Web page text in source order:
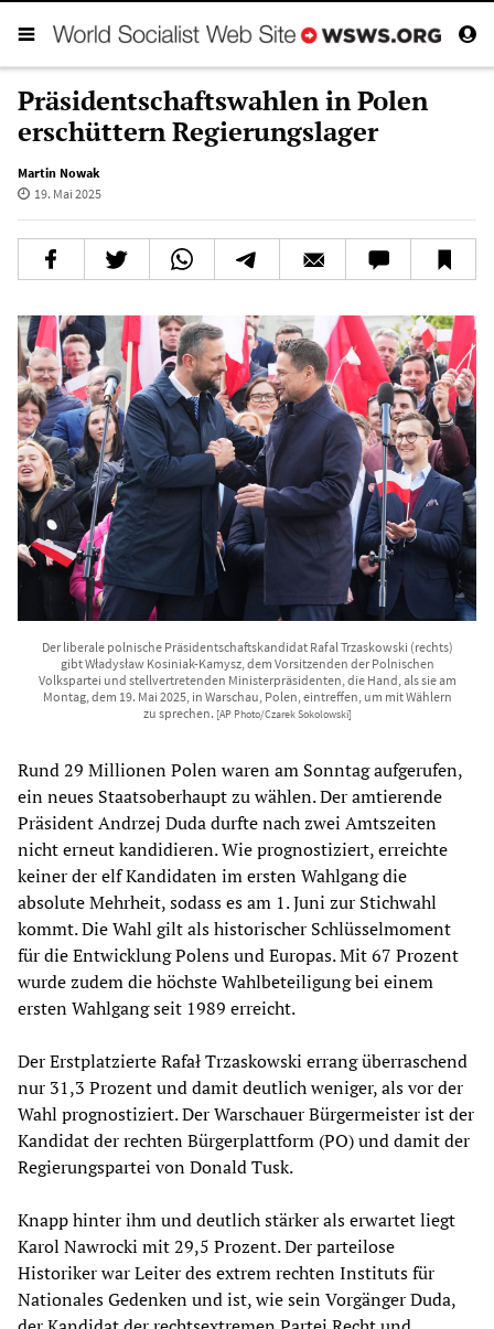
Präsidentschaftswahlen in Polen
erschüttern Regierungslager
Martin Nowak
19. Mai 2025
Der liberale polnische Präsidentschaftskandidat Rafal Trzaskowski (rechts)
gibt Władysław Kosiniak-Kamysz, dem Vorsitzenden der Polnischen
Volkspartei und stellvertretenden Ministerpräsidenten, die Hand, als sie am
Montag, dem 19. Mai 2025, in Warschau, Polen, eintreffen, um mit Wählern
zu sprechen. [AP Photo/Czarek Sokolowski]
Rund 29 Millionen Polen waren am Sonntag aufgerufen,
ein neues Staatsoberhaupt zu wählen. Der amtierende
Präsident Andrzej Duda durfte nach zwei Amtszeiten
nicht erneut kandidieren. Wie prognostiziert, erreichte
keiner der elf Kandidaten im ersten Wahlgang die
absolute Mehrheit, sodass es am 1. Juni zur Stichwahl
kommt. Die Wahl gilt als historischer Schlüsselmoment
für die Entwicklung Polens und Europas. Mit 67 Prozent
wurde zudem die höchste Wahlbeteiligung bei einem
ersten Wahlgang seit 1989 erreicht.
Der Erstplatzierte Rafał Trzaskowski errang überraschend
nur 31,3 Prozent und damit deutlich weniger, als vor der
Wahl prognostiziert. Der Warschauer Bürgermeister ist der
Kandidat der rechten Bürgerplattform (PO) und damit der
Regierungspartei von Donald Tusk.
Knapp hinter ihm und deutlich stärker als erwartet liegt
Karol Nawrocki mit 29,5 Prozent. Der parteilose
Historiker war Leiter des extrem rechten Instituts für
Nationales Gedenken und ist, wie sein Vorgänger Duda,